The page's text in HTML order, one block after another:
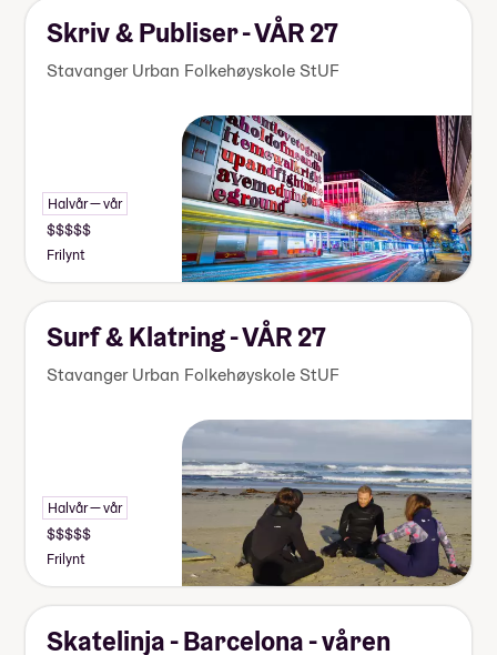
Skriv & Publiser - VÅR 27
Stavanger Urban Folkehøyskole StUF
Halvår — vår
Frilynt
Surf & Klatring - VÅR 27
Stavanger Urban Folkehøyskole StUF
Halvår — vår
Frilynt
Skatelinja - Barcelona - våren